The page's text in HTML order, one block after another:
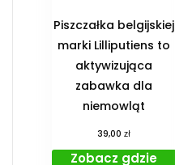
Piszczałka belgijskiej
marki Lilliputiens to
aktywizująca
zabawka dla
niemowląt
39,00zł
Zobacz gdzie